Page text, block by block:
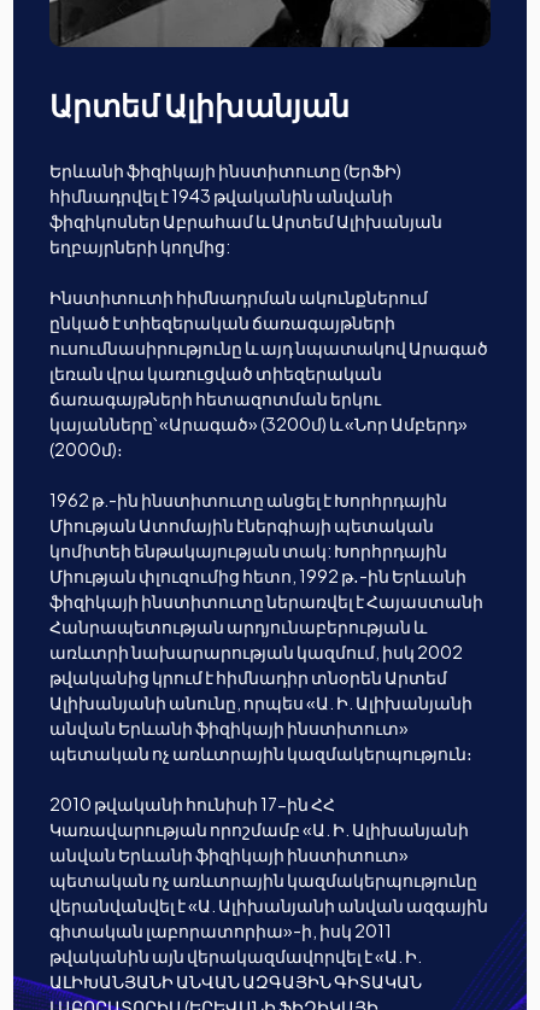
Արտեմ Ալիխանյան
Երևանի ֆիզիկայի ինստիտուտը (ԵրՖԻ)
հիմնադրվել է 1943 թվականին անվանի
ֆիզիկոսներ Աբրահամ և Արտեմ Ալիխանյան
եղբայրների կողմից:
Ինստիտուտի հիմնադրման ակունքներում
ընկած է տիեզերական ճառագայթների
ուսումնասիրությունը և այդ նպատակով Արագած
լեռան վրա կառուցված տիեզերական
ճառագայթների հետազոտման երկու
կայանները՝ «Արագած» (3200մ) և «Նոր Ամբերդ»
(2000մ)։
1962 թ.-ին ինստիտուտը անցել է Խորհրդային
Միության Ատոմային էներգիայի պետական
կոմիտեի ենթակայության տակ: Խորհրդային
Միության փլուզումից հետո, 1992 թ․-ին Երևանի
ֆիզիկայի ինստիտուտը ներառվել է Հայաստանի
Հանրապետության արդյունաբերության և
առևտրի նախարարության կազմում, իսկ 2002
թվականից կրում է հիմնադիր տնօրեն Արտեմ
Ալիխանյանի անունը, որպես «Ա. Ի. Ալիխանյանի
անվան Երևանի ֆիզիկայի ինստիտուտ»
պետական ոչ առևտրային կազմակերպություն։
2010 թվականի հունիսի 17-ին ՀՀ
Կառավարության որոշմամբ «Ա. Ի. Ալիխանյանի
անվան Երևանի ֆիզիկայի ինստիտուտ»
պետական ոչ առևտրային կազմակերպությունը
վերանվանվել է «Ա. Ալիխանյանի անվան ազգային
գիտական լաբորատորիա»-ի, իսկ 2011
թվականին այն վերակազմավորվել է «Ա. Ի.
ԱԼԻԽԱՆՅԱՆԻ ԱՆՎԱՆ ԱԶԳԱՅԻՆ ԳԻՏԱԿԱՆ